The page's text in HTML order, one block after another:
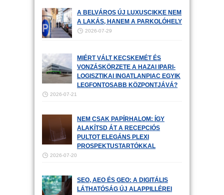
A BELVÁROS ÚJ LUXUSCIKKE NEM
A LAKÁS, HANEM A PARKOLÓHELY
2026-07-29
MIÉRT VÁLT KECSKEMÉT ÉS
VONZÁSKÖRZETE A HAZAI IPARI-
LOGISZTIKAI INGATLANPIAC EGYIK
LEGFONTOSABB KÖZPONTJÁVÁ?
2026-07-21
NEM CSAK PAPÍRHALOM: ÍGY
ALAKÍTSD ÁT A RECEPCIÓS
PULTOT ELEGÁNS PLEXI
PROSPEKTUSTARTÓKKAL
2026-07-20
SEO, AEO ÉS GEO: A DIGITÁLIS
LÁTHATÓSÁG ÚJ ALAPPILLÉREI